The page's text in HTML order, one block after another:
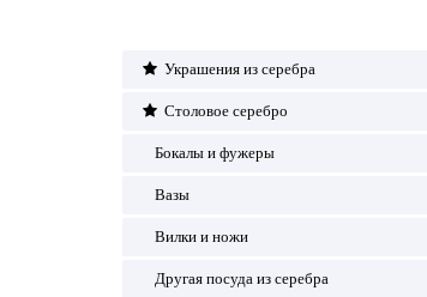
Украшения из серебра
Столовое серебро
Бокалы и фужеры
Вазы
Вилки и ножи
Другая посуда из серебра